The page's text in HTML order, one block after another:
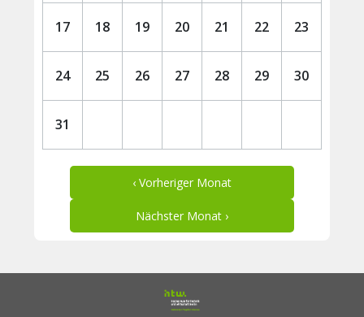
17 18 19 20 21 22 23
24 25 26 27 28 29 30
31
‹ Vorheriger Monat
Nächster Monat ›